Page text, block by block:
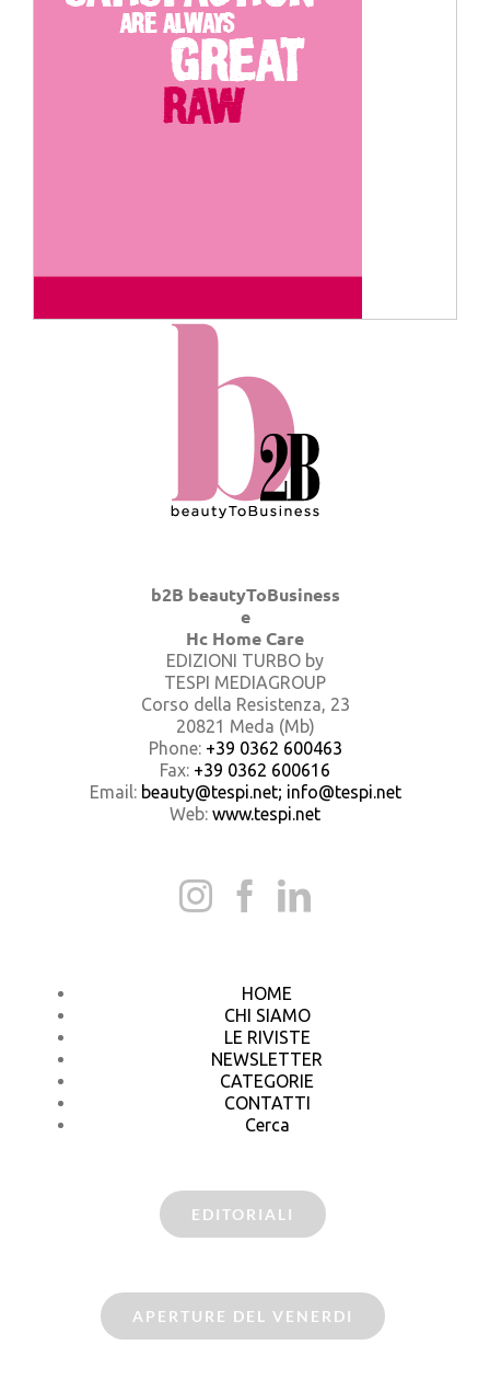
b2B beautyToBusiness
e
Hc Home Care
EDIZIONI TURBO by
TESPI MEDIAGROUP
Corso della Resistenza, 23
20821 Meda (Mb)
Phone: +39 0362 600463
Fax: +39 0362 600616
Email: beauty@tespi.net; info@tespi.net
Web: www.tespi.net
HOME
CHI SIAMO
LE RIVISTE
NEWSLETTER
CATEGORIE
CONTATTI
Cerca
EDITORIALI
APERTURE DEL VENERDI